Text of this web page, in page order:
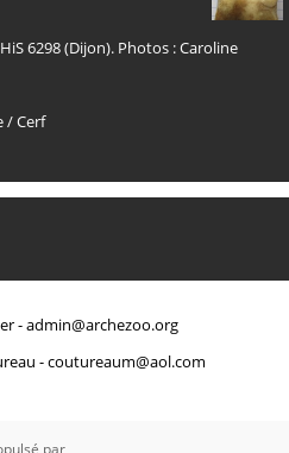
6298 (Dijon). Photos : Caroline
/Cerf
-admin@archezoo.org
-coutureaum@aol.com
par